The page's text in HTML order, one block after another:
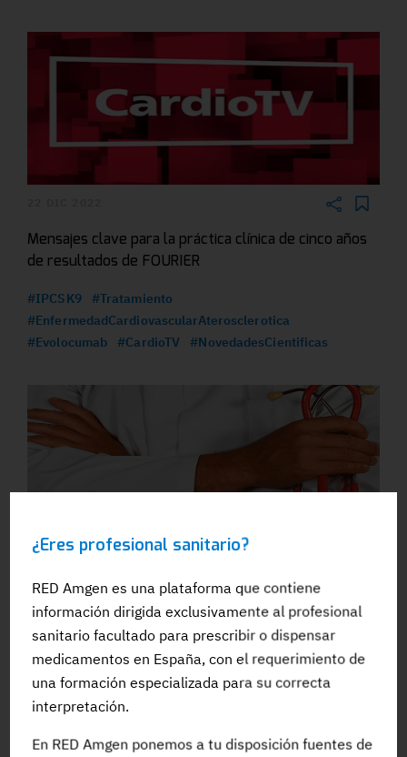
¿Eres profesional sanitario?
RED Amgen es una plataforma que contiene
información dirigida exclusivamente al profesional
sanitario facultado para prescribir o dispensar
medicamentos en España, con el requerimiento de
una formación especializada para su correcta
interpretación.
En RED Amgen ponemos a tu disposición fuentes de
Mensajes clave para la práctica clínica de cinco años
de resultados de FOURIER
#IPCSK9
#Tratamiento
#EnfermedadCardiovascularAterosclerotica
#Evolocumab
#CardioTV #NovedadesCientificas
24 NOV 2022
Los iPCSK9 no deberían ser motivo de inquietud en la
diabetes de nueva aparición
#Diabetes
#IPCSK9
#EnfermedadCardiovascularAterosclerotica
#NovedadesCientificas